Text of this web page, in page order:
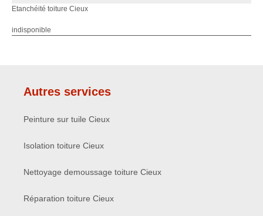
Etanchéité toiture Cieux
indisponible
Autres services
Peinture sur tuile Cieux
Isolation toiture Cieux
Nettoyage demoussage toiture Cieux
Réparation toiture Cieux